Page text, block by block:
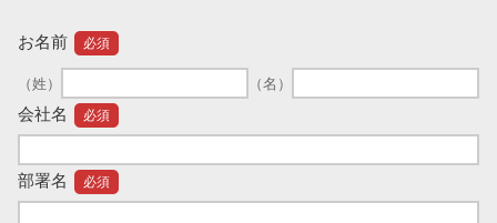
お名前 必須
（姓） （名）
会社名 必須
部署名 必須